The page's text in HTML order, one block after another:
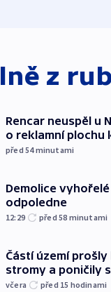
z
Rencar neuspěl u
o reklamní plochu
před 54minutami
Demolice
odpoledne
12:29 před 58 minutami
Částí území
stromy a poničily
včera před 15 hodinami